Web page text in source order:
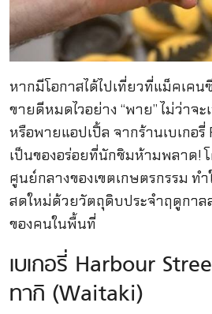
หากมีโอกาสได้ไปเที่ยวที่แม็คเคน
ขายดีหมดไวอย่าง “พาย” ไม่ว่าจ
หรือพายแอปเปิ้ล จากร้านเบเกอรี่
เป็นของอร่อยที่นักชิมห้ามพลาด!
ศูนย์กลางของเขตเกษตรกรรม ท
สดใหม่ด้วยวัตถุดิบประจำฤดูกา
ของคนในพื้นที่
เบเกอรี่ Harbour
ทากิ (Waitaki)